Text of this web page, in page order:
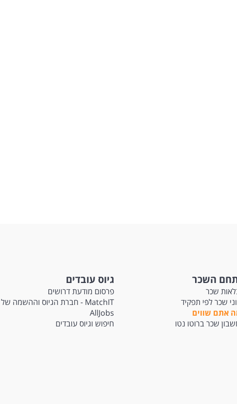
השכר
שכר
שכר לפי תפקיד
אתם שווים
שכר ברוטו נטו
גיוס עובדים
פרסום מודעת דרושים
MatchIT - חברת הגיוס וההשמה של
AllJobs
חיפוש וגיוס עובדים